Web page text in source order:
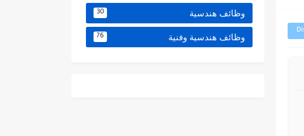
وظائف هندسية 30
وظائف هندسية وفنية 76